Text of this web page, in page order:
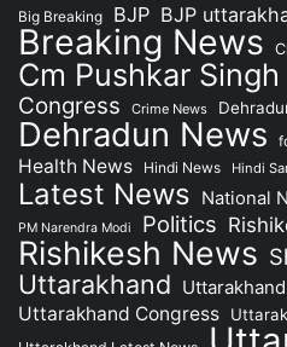
Big Breaking BJP BJP
Breaking News
Cm Pushkar
Congress Crime News
Dehradun News
Health News Hindi News Hindi
Latest News National
PM Narendra Modi Politics
Rishikesh News
Uttarakhand
Uttarakhand Congress